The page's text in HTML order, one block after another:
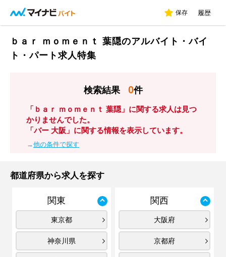
保存 履歴
ｂａｒ ｍｏｍｅｎｔ 葉隠のアルバイト・バイ
ト・パート求人特集
検索結果 0件
「ｂａｒ ｍｏｍｅｎｔ 葉隠」に関する求人は見つ
かりませんでした。
「バー 大阪」に関する情報を表示しています。
→他の条件で探す
都道府県から求人を探す
関東
東京都
神奈川県
関西
大阪府
京都府